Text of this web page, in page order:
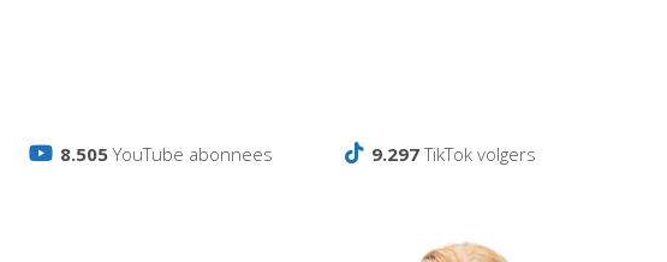
8.505YouTube abonnees 9.297TikTok volgers